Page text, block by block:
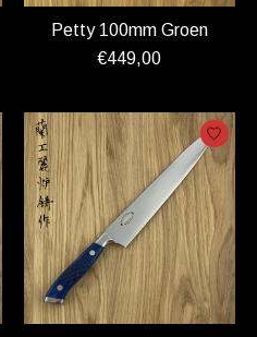
Petty 100mm Groen
€449,00